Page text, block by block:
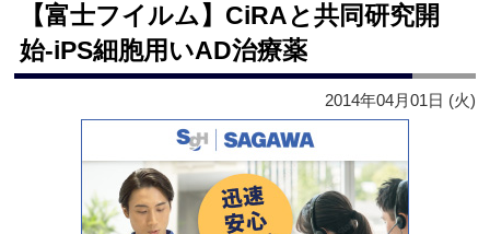
【富士フイルム】CiRAと共同研究開
始‐iPS細胞用いAD治療薬
2014年04月01日 (火)